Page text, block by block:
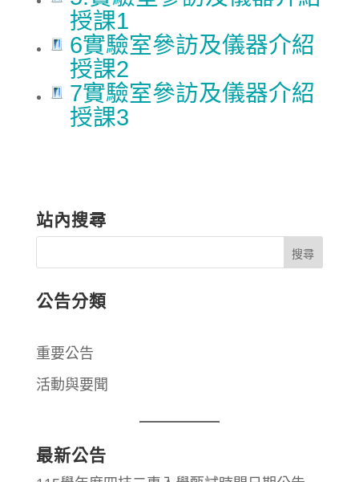
授課1
6實驗室參訪及儀器介紹
授課2
7實驗室參訪及儀器介紹
授課3
站內搜尋
公告分類
重要公告
活動與要聞
最新公告